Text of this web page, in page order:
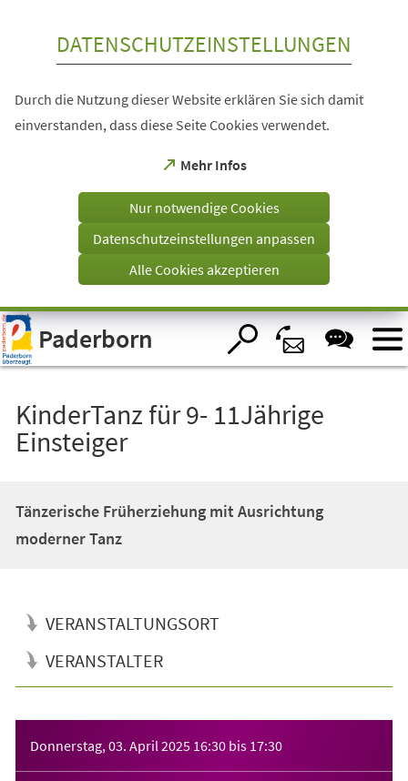
Visuelle
Assistenzsoftware
öffnen.
DATENSCHUTZEINSTELLUNGEN
Durch die Nutzung dieser Website erklären Sie sich damit
einverstanden, dass diese Seite Cookies verwendet.
Mehr Infos
(Öffnet
einem
Tab)
Nur notwendige Cookies
Datenschutzeinstellungen anpassen
Alle Cookies akzeptieren
Paderborn
KinderTanz für 9- 11Jährige
Einsteiger
Tänzerische Früherziehung mit Ausrichtung
moderner Tanz
VERANSTALTUNGSORT
VERANSTALTER
Donnerstag, 03. April 2025 16:30 bis 17:30